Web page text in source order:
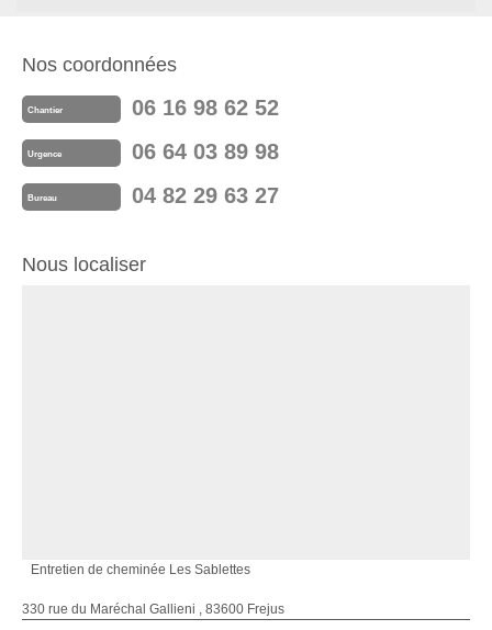
Nos coordonnées
Chantier 06 16 98 62 52
Urgence 06 64 03 89 98
Bureau 04 82 29 63 27
Nous localiser
Entretien de cheminée Les Sablettes
330 rue du Maréchal Gallieni , 83600 Frejus